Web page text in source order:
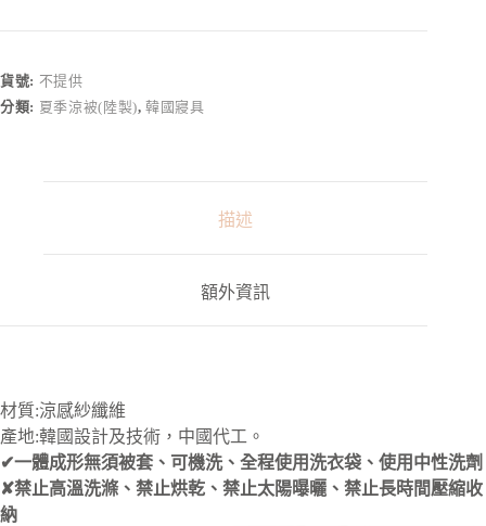
r
n
a
貨號: 不提供
分類: 夏季涼被(陸製),韓國寢具
描述
額外資訊
材質:涼感紗纖維
產地:韓國設計及技術，中國代工。
✔一體成形無須被套、可機洗、全程使用洗衣袋、使用中性洗劑
✘禁止高溫洗滌、禁止烘乾、禁止太陽曝曬、禁止長時間壓縮收
納